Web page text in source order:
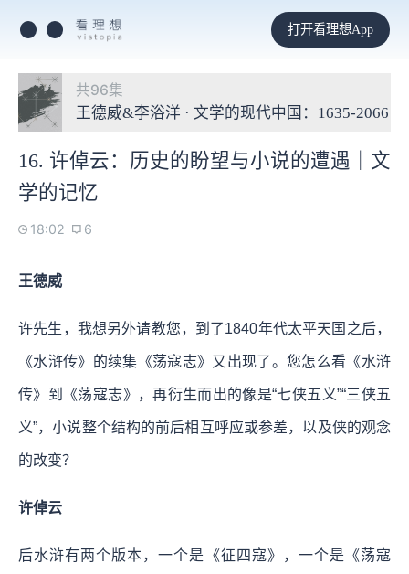
打开看理想App
共96集
王德威&李浴洋 · 文学的现代中国：1635-2066
16. 许倬云：历史的盼望与小说的遭遇｜文
学的记忆
18:02 6
王德威
许先生，我想另外请教您，到了1840年代太平天国之后，
《水浒传》的续集《荡寇志》又出现了。您怎么看《水浒
传》到《荡寇志》，再衍生而出的像是“七侠五义”“三侠五
义”，小说整个结构的前后相互呼应或参差，以及侠的观念
的改变？
许倬云
后水浒有两个版本，一个是《征四寇》，一个是《荡寇